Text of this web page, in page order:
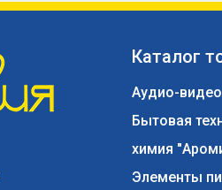
Каталог
Аудио-видео
Бытовая
химия
Элементы